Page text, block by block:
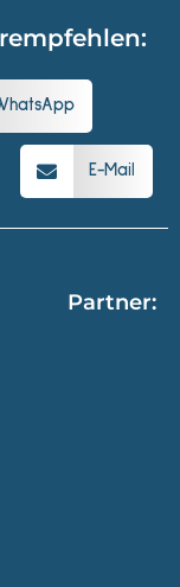
E-Mail
Partner: